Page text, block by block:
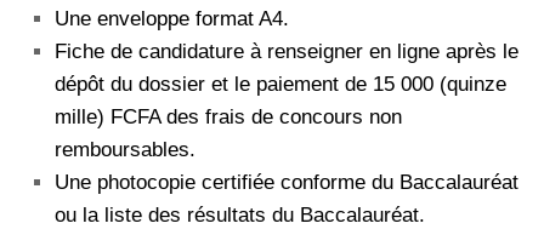
Une enveloppe format A4.
Fiche de candidature à renseigner en ligne après le
dépôt du dossier et le paiement de 15 000 (quinze
mille) FCFA des frais de concours non
remboursables.
Une photocopie certifiée conforme du Baccalauréat
ou la liste des résultats du Baccalauréat.